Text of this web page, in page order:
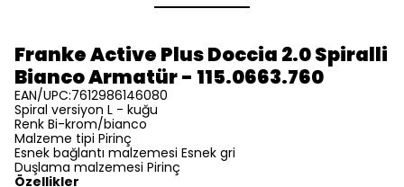
Franke Active Plus Doccia 2.0 Spiralli
Bianco Armatür- 115.0663.760
EAN/UPC:7612986146080
Spiral versiyon L - kuğu
Renk Bi-krom/bianco
Malzeme tipi Pirinç
Esnek bağlantı malzemesi Esnek gri
Duşlama malzemesi Pirinç
Özellikler